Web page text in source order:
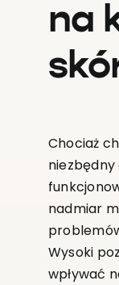
na
Chociaż
niezbędny
nadmiar
Wysoki
wpływać